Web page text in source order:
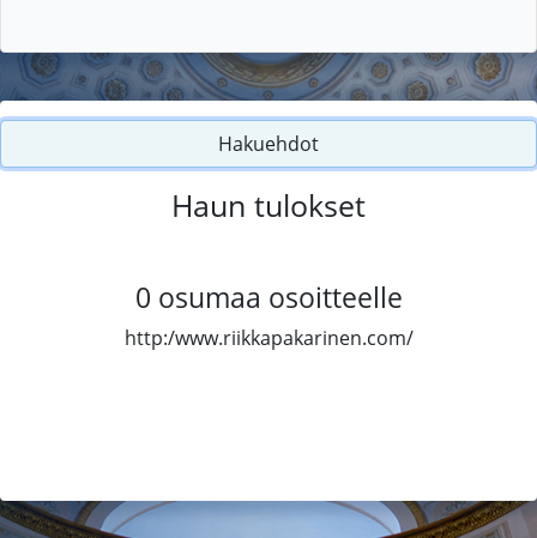
Hakuehdot
Haun tulokset
0 osumaa osoitteelle
http:/www.riikkapakarinen.com/